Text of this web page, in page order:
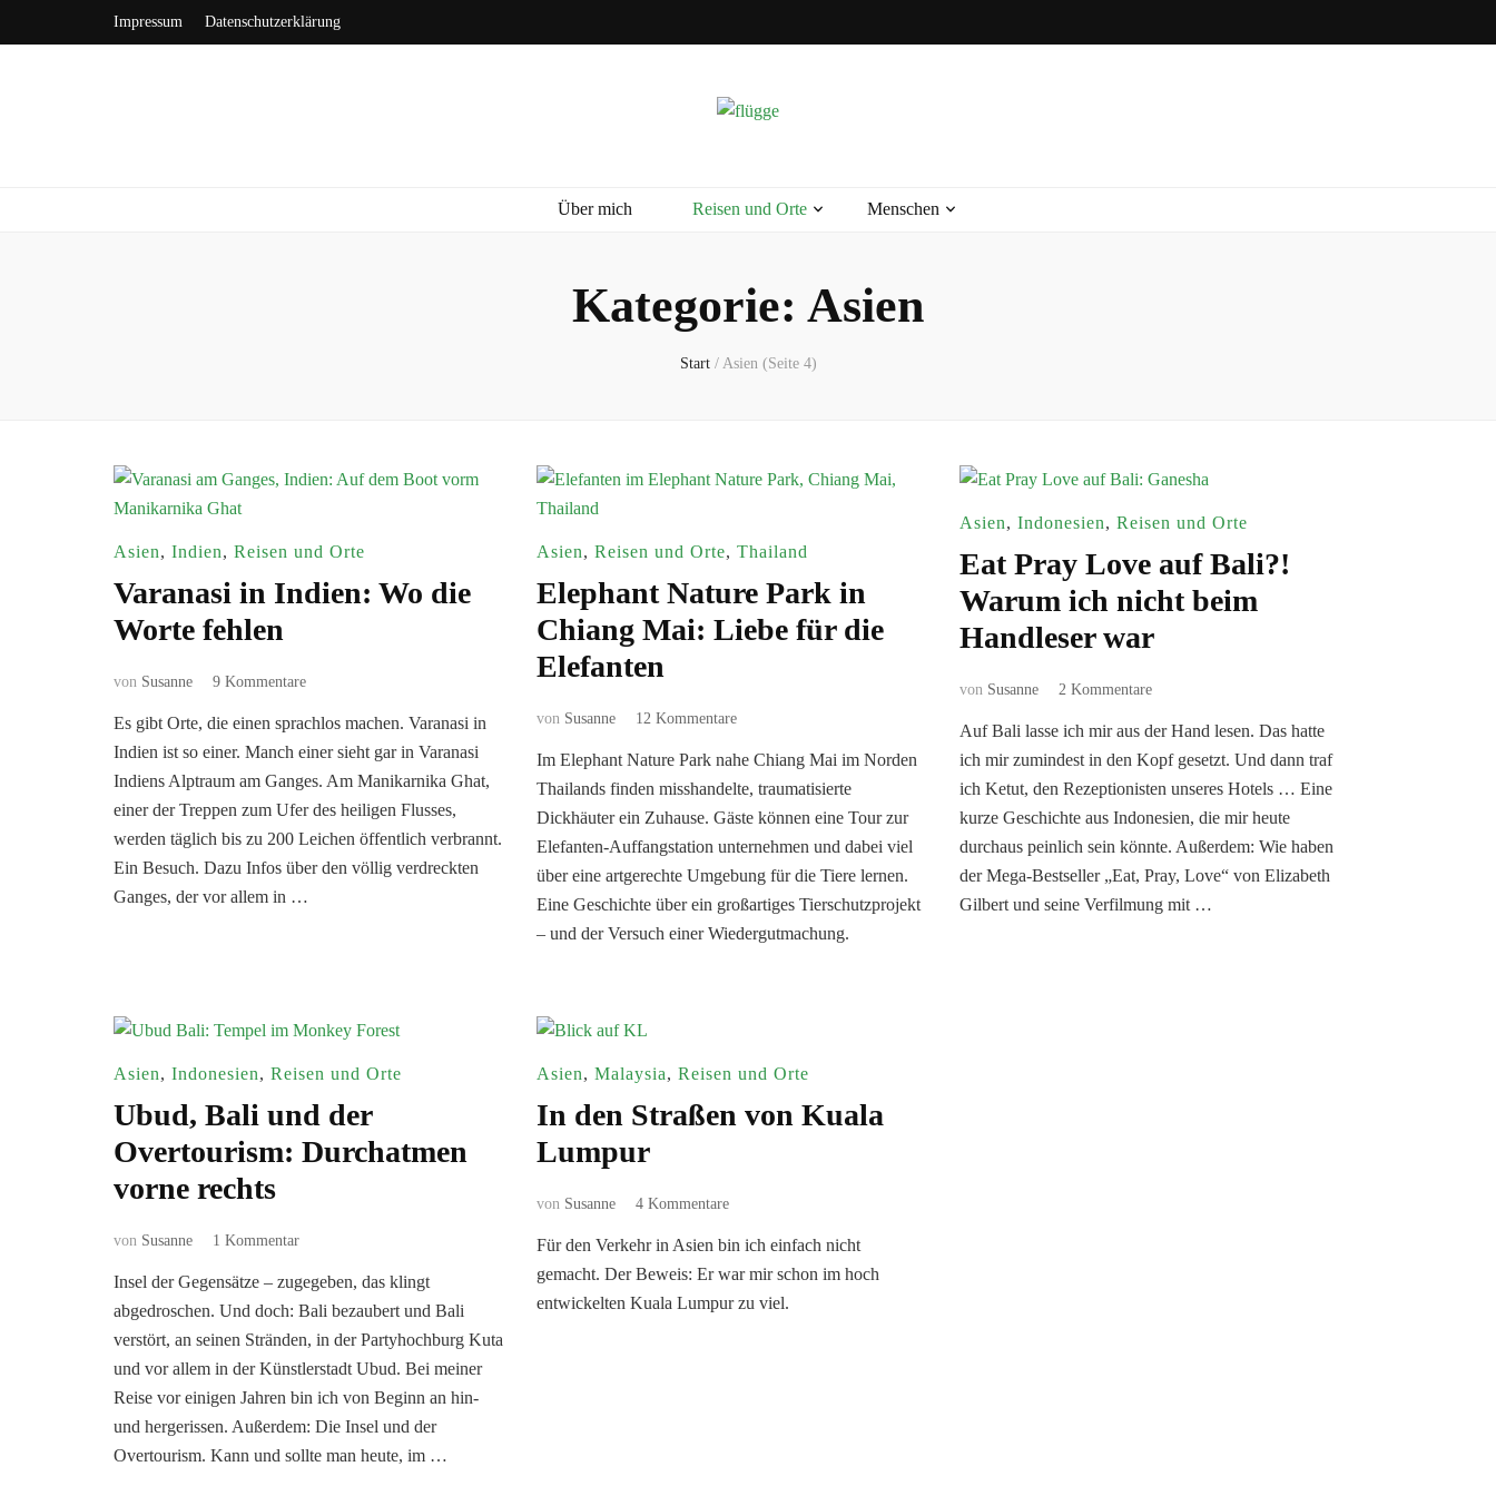
Impressum Datenschutzerklärung
Über mich Reisen und Orte Menschen
Kategorie: Asien
Start / Asien (Seite 4)
Asien, Indien, Reisen und Orte
Varanasi in Indien: Wo die
Worte fehlen
von Susanne 9 Kommentarezu
in
Indien:
Wo
Worte
fehlen
Es gibt Orte, die einen sprachlos machen. Varanasi in
Indien ist so einer. Manch einer sieht gar in Varanasi
Indiens Alptraum am Ganges. Am Manikarnika Ghat,
einer der Treppen zum Ufer des heiligen Flusses,
werden täglich bis zu 200 Leichen öffentlich verbrannt.
Ein Besuch. Dazu Infos über den völlig verdreckten
Ganges, der vor allem in …
Asien, Reisen und Orte, Thailand
Elephant Nature Park in
Chiang Mai: Liebe für die
Elefanten
von Susanne 12 Kommentarezu
Nature
Park
in
Mai:
Liebe
für
die
Im Elephant Nature Park nahe Chiang Mai im Norden
Thailands finden misshandelte, traumatisierte
Dickhäuter ein Zuhause. Gäste können eine Tour zur
Elefanten-Auffangstation unternehmen und dabei viel
über eine artgerechte Umgebung für die Tiere lernen.
Eine Geschichte über ein großartiges Tierschutzprojekt
– und der Versuch einer Wiedergutmachung.
Asien, Indonesien, Reisen und Orte
Eat Pray Love auf Bali?!
Warum ich nicht beim
Handleser war
von Susanne 2 Kommentarezu
Pray
Love
auf
Warum
ich
nicht
beim
Auf Bali lasse ich mir aus der Hand lesen. Das hatte
ich mir zumindest in den Kopf gesetzt. Und dann traf
ich Ketut, den Rezeptionisten unseres Hotels … Eine
kurze Geschichte aus Indonesien, die mir heute
durchaus peinlich sein könnte. Außerdem: Wie haben
der Mega-Bestseller „Eat, Pray, Love“ von Elizabeth
Gilbert und seine Verfilmung mit …
Asien, Indonesien, Reisen und Orte
Ubud, Bali und der
Overtourism: Durchatmen
vorne rechts
von Susanne 1 Kommentarzu
Bali
und
der
Durchatmen
vorne
rechts
Insel der Gegensätze – zugegeben, das klingt
abgedroschen. Und doch: Bali bezaubert und Bali
verstört, an seinen Stränden, in der Partyhochburg Kuta
und vor allem in der Künstlerstadt Ubud. Bei meiner
Reise vor einigen Jahren bin ich von Beginn an hin-
und hergerissen. Außerdem: Die Insel und der
Overtourism. Kann und sollte man heute, im …
Asien, Malaysia, Reisen und Orte
In den Straßen von Kuala
Lumpur
von Susanne 4 Kommentarezu
den
Straßen
von
Für den Verkehr in Asien bin ich einfach nicht
gemacht. Der Beweis: Er war mir schon im hoch
entwickelten Kuala Lumpur zu viel.